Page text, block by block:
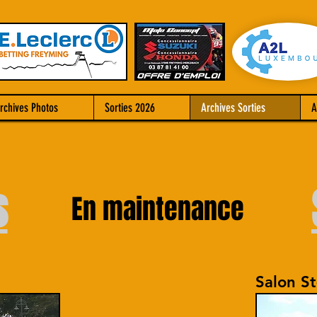
Photos Sorties 2026 Archives Sorties
En maintenance
Salon